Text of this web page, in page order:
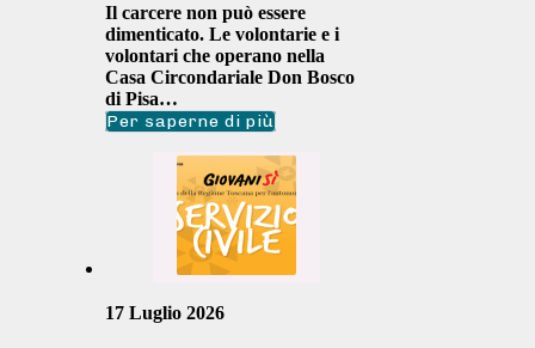
Il carcere non può essere
dimenticato. Le volontarie e i
volontari che operano nella
Casa Circondariale Don Bosco
di Pisa…
Per saperne di più
17 Luglio 2026